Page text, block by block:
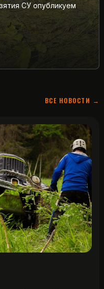
СУ опубликуем
ВСЕ НОВОСТИ →